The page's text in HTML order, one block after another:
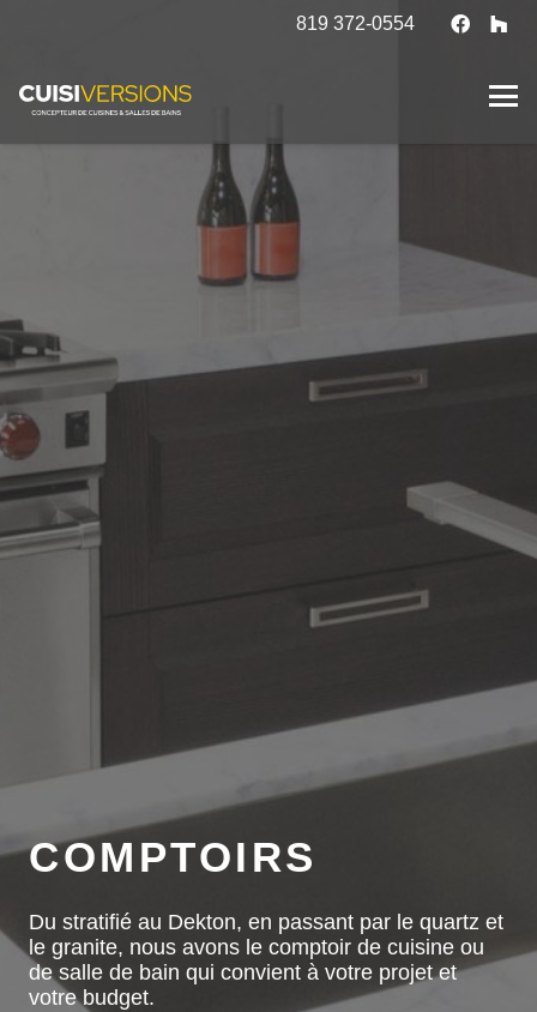
819 372-0554
COMPTOIRS
Du stratifié au Dekton, en passant par le quartz et
le granite, nous avons le comptoir de cuisine ou
de salle de bain qui convient à votre projet et
votre budget.